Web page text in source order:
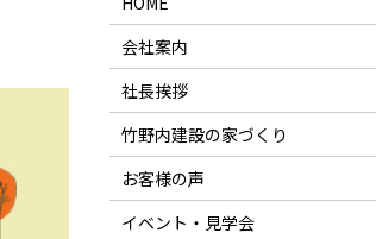
会社案内
社長挨拶
竹野内建設の家づくり
お客様の声
イベント・見学会